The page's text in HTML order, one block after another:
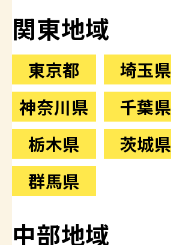
関東地域
東京都
埼玉県
神奈川県
千葉県
栃木県
茨城県
群馬県
中部地域